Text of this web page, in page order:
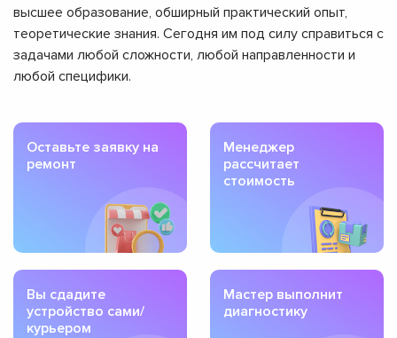
высшее образование, обширный практический опыт,
теоретические знания. Сегодня им под силу справиться с
задачами любой сложности, любой направленности и
любой специфики.
Оставьте заявку на
ремонт
Менеджер
рассчитает
стоимость
Вы сдадите
устройство сами/
курьером
Мастер выполнит
диагностику